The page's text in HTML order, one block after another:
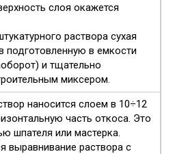
слоя окажется
раствора сухая
подготовленную в емкости
и тщательно
миксером.
наносится слоем в 10÷12
часть откоса. Это
шпателя или мастерка.
выравнивание раствора с